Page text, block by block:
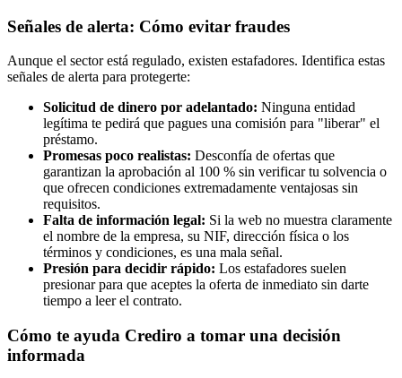
Señales de alerta: Cómo evitar fraudes
Aunque el sector está regulado, existen estafadores. Identifica estas
señales de alerta para protegerte:
Solicitud de dinero por adelantado: Ninguna entidad
legítima te pedirá que pagues una comisión para "liberar" el
préstamo.
Promesas poco realistas: Desconfía de ofertas que
garantizan la aprobación al 100 % sin verificar tu solvencia o
que ofrecen condiciones extremadamente ventajosas sin
requisitos.
Falta de información legal: Si la web no muestra claramente
el nombre de la empresa, su NIF, dirección física o los
términos y condiciones, es una mala señal.
Presión para decidir rápido: Los estafadores suelen
presionar para que aceptes la oferta de inmediato sin darte
tiempo a leer el contrato.
Cómo te ayuda Crediro a tomar una decisión
informada